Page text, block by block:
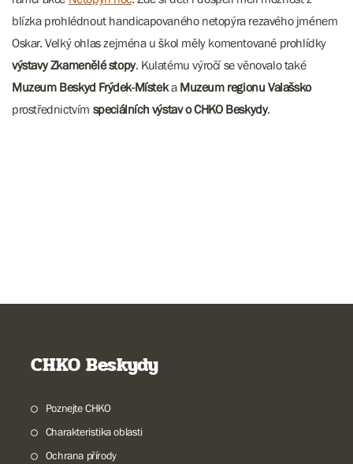
blízka prohlédnout handicapovaného netopýra rezavého jménem
Oskar. Velký ohlas zejména u škol měly komentované prohlídky
výstavy Zkamenělé stopy. Kulatému výročí se věnovalo také
Muzeum Beskyd Frýdek-Místeka Muzeum regionu Valašsko
prostřednictvím speciálních výstav o CHKO Beskydy.
CHKO Beskydy
Poznejte CHKO
Charakteristika oblasti
Ochrana přírody